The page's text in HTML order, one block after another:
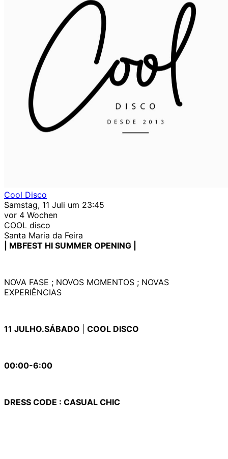
Cool Disco
Samstag, 11 Juli um 23:45
vor 4 Wochen
COOL disco
Santa Maria da Feira
| MBFEST HI SUMMER OPENING |
NOVA FASE ; NOVOS MOMENTOS ; NOVAS
EXPERIÊNCIAS
11 JULHO.SÁBADO COOL DISCO
00:00-6:00
DRESS CODE : CASUAL CHIC